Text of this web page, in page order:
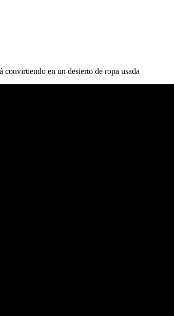
convirtiendo en un desierto de ropa usada